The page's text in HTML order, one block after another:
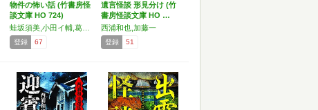
物件の怖い話 (竹書房怪
談文庫 HO 724)
登録 67
遺言怪談 形見分け (竹
書房怪談文庫 HO …
西浦和也,加藤一
登録 51